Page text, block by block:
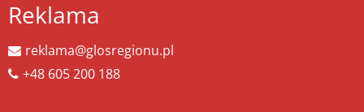
Reklama
reklama@glosregionu.pl
+48 605 200 188